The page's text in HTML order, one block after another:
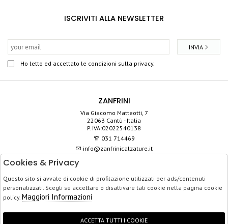
ISCRIVITI ALLA NEWSLETTER
Ho letto ed accettato le condizioni sulla privacy.
INVIA
ZANFRINI
Via Giacomo Matteotti, 7
22063 Cantù - Italia
P. IVA:02022540138
031 714469
info@zanfrinicalzature.it
SERVIZIO CLIENTI
ACQUISTO SICURO
Cookies & Privacy
Questo sito si avvale di cookie di profilazione utilizzati per ads/contenuti
personalizzati. Scegli se accettare o disattivare tali cookie nella pagina cookie
policy. Maggiori Informazioni
ACCETTA TUTTI I COOKIE